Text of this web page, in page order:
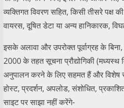
व्यक्तिगत विवरण सहित, किसी तीसरे पक्ष
वायरस, दूषित डेटा या अन्य हानिकारक,
इसके अलावा और उपरोक्त पूर्वाग्रह के
2000 के तहत सूचना प्रौद्योगिकी (मध्यस्थ
अनुपालन करने के लिए सहमत हैं और
होस्ट, प्रदर्शन, अपलोड, संशोधित,
साइट पर साझा नहीं करेंगे-